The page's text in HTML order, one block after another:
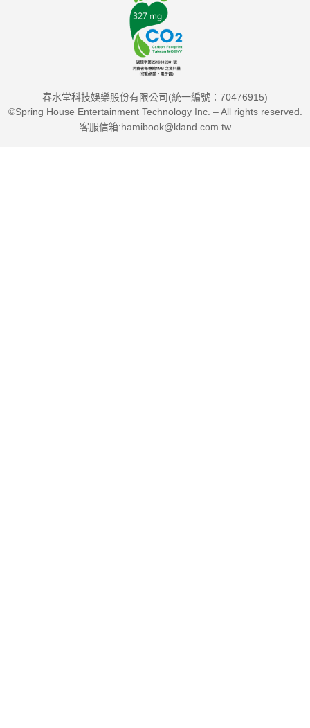
春水堂科技娛樂股份有限公司(統一編號：70476915)
©Spring House Entertainment Technology Inc. – All rights reserved.
客服信箱:hamibook@kland.com.tw